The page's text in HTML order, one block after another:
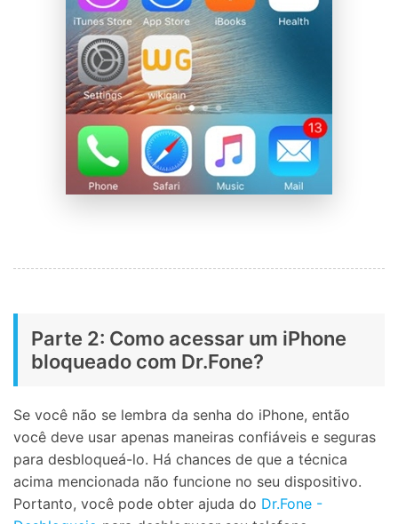
Parte 2: Como acessar um iPhone
bloqueado com Dr.Fone?
Se você não se lembra da senha do iPhone, então
você deve usar apenas maneiras confiáveis e seguras
para desbloqueá-lo. Há chances de que a técnica
acima mencionada não funcione no seu dispositivo.
Portanto, você pode obter ajuda do Dr.Fone -